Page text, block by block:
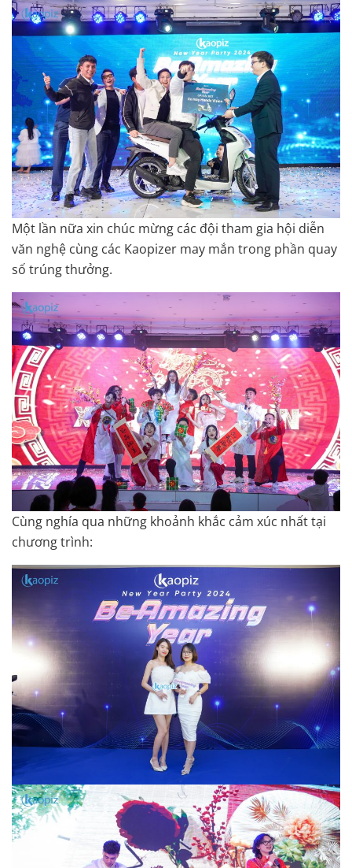
Một lần nữa xin chúc mừng các đội tham gia hội diễn
văn nghệ cùng các Kaopizer may mắn trong phần quay
số trúng thưởng.
Cùng nghía qua những khoảnh khắc cảm xúc nhất tại
chương trình: